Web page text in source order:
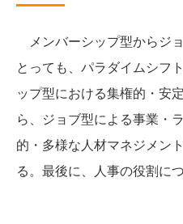
メンバーシップ型からジ
とっても、パラダイムシフ
ップ型における集権的・安
ら、ジョブ型による事業・
的・多様な人材マネジメン
る。最後に、人事の役割に